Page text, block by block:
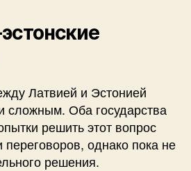
Латвией и Эстонией
сложным. Оба государства
решить этот вопрос
переговоров, однако пока не
решения.